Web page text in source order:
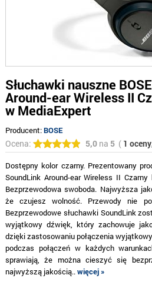
Słuchawki nauszne
Around-ear Wireless II
w MediaExpert
Producent:BOSE
Ocena: 5,0na 5( 1
Dostępny kolor czarny. Prezentowany
SoundLink Around-ear Wireless II
Bezprzewodowa swoboda. Najwyższa
że czujesz wolność. Przewody nie
Bezprzewodowe słuchawki SoundLink
wyjątkowy dźwięk, który zachowuje
dzięki zastosowaniu połączenia
podczas połączeń w każdych
sprawiają, że można cieszyć się
najwyższą jakością..więcej »